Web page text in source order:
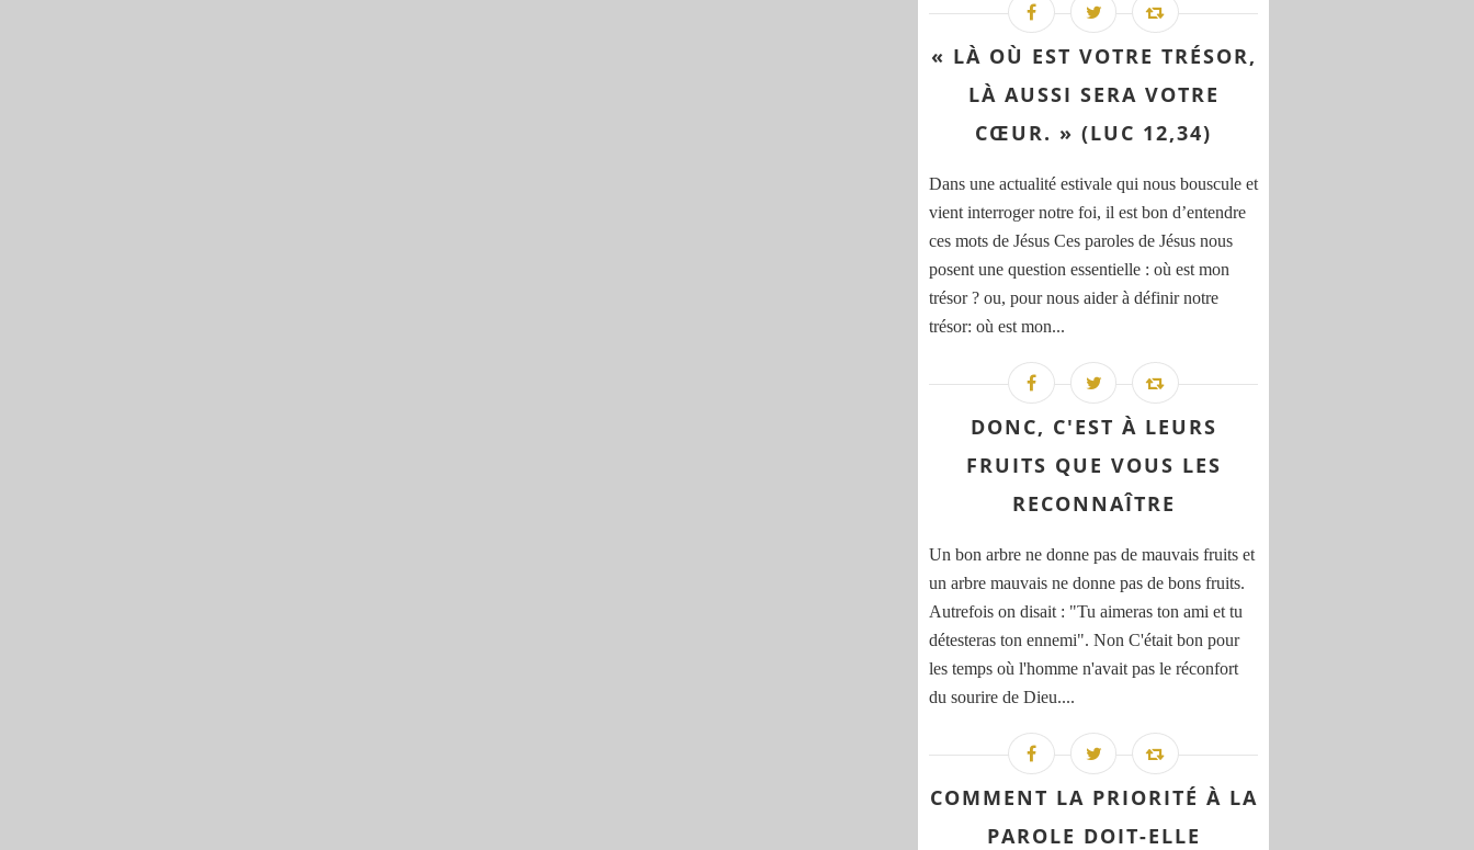
« LÀ OÙ EST VOTRE TRÉSOR,
LÀ AUSSI SERA VOTRE
CŒUR. » (LUC 12,34)
Dans une actualité estivale qui nous bouscule et
vient interroger notre foi, il est bon d’entendre
ces mots de Jésus Ces paroles de Jésus nous
posent une question essentielle : où est mon
trésor ? ou, pour nous aider à définir notre
trésor: où est mon...
DONC, C'EST À LEURS
FRUITS QUE VOUS LES
RECONNAÎTRE
Un bon arbre ne donne pas de mauvais fruits et
un arbre mauvais ne donne pas de bons fruits.
Autrefois on disait : "Tu aimeras ton ami et tu
détesteras ton ennemi". Non C'était bon pour
les temps où l'homme n'avait pas le réconfort
du sourire de Dieu....
COMMENT LA PRIORITÉ À LA
PAROLE DOIT-ELLE